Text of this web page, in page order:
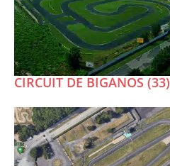
CIRCUIT DE BIGANOS (33)